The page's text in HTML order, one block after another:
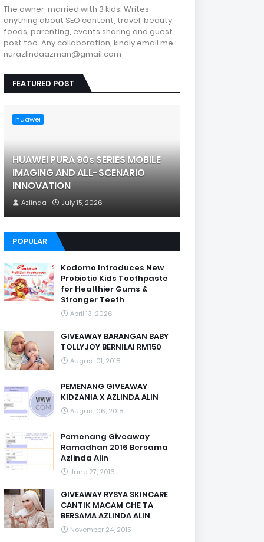
The owner, married with 3 kids. Writes
anything about SEO content, travel, beauty,
foods, parenting, events sharing and guest
post too. Any collaboration, kindly email me :
nurazlindaazman@gmail.com
FEATURED POST
huawei
HUAWEI PURA 90s SERIES MOBILE
IMAGING AND ALL-SCENARIO
INNOVATION
Azlinda July 15, 2026
POPULAR
Kodomo Introduces New
Probiotic Kids Toothpaste
for Healthier Gums &
Stronger Teeth
April 13, 2026
GIVEAWAY BARANGAN BABY
TOLLYJOY BERNILAI RM150
August 01, 2018
PEMENANG GIVEAWAY
KIDZANIA X AZLINDA ALIN
August 06, 2018
Pemenang Giveaway
Ramadhan 2016 Bersama
Azlinda Alin
June 27, 2016
GIVEAWAY RYSYA SKINCARE
CANTIK MACAM CHE TA
BERSAMA AZLINDA ALIN
November 24, 2015